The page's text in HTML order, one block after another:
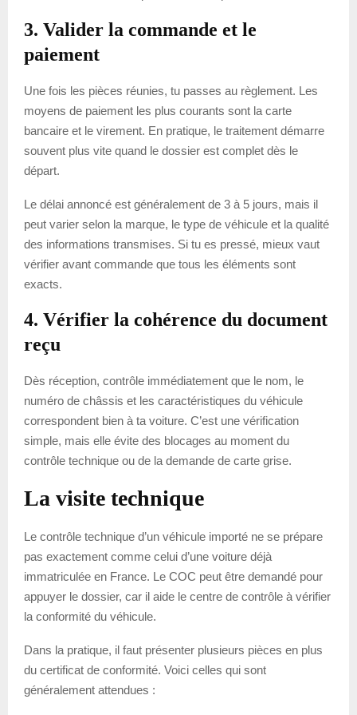
3. Valider la commande et le
paiement
Une fois les pièces réunies, tu passes au règlement. Les
moyens de paiement les plus courants sont la carte
bancaire et le virement. En pratique, le traitement démarre
souvent plus vite quand le dossier est complet dès le
départ.
Le délai annoncé est généralement de 3 à 5 jours, mais il
peut varier selon la marque, le type de véhicule et la qualité
des informations transmises. Si tu es pressé, mieux vaut
vérifier avant commande que tous les éléments sont
exacts.
4. Vérifier la cohérence du document
reçu
Dès réception, contrôle immédiatement que le nom, le
numéro de châssis et les caractéristiques du véhicule
correspondent bien à ta voiture. C’est une vérification
simple, mais elle évite des blocages au moment du
contrôle technique ou de la demande de carte grise.
La visite technique
Le contrôle technique d’un véhicule importé ne se prépare
pas exactement comme celui d’une voiture déjà
immatriculée en France. Le COC peut être demandé pour
appuyer le dossier, car il aide le centre de contrôle à vérifier
la conformité du véhicule.
Dans la pratique, il faut présenter plusieurs pièces en plus
du certificat de conformité. Voici celles qui sont
généralement attendues :